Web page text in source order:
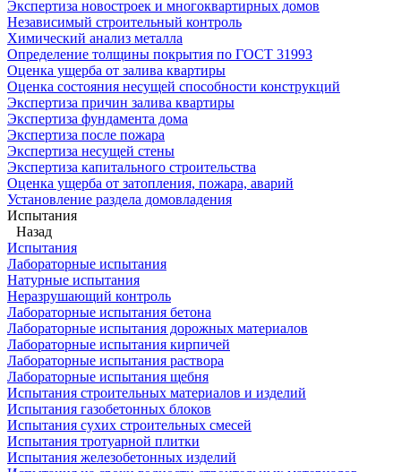
Экспертиза новостроек и многоквартирных домов
Независимый строительный контроль
Химический анализ металла
Определение толщины покрытия по ГОСТ 31993
Оценка ущерба от залива квартиры
Оценка состояния несущей способности конструкций
Экспертиза причин залива квартиры
Экспертиза фундамента дома
Экспертиза после пожара
Экспертиза несущей стены
Экспертиза капитального строительства
Оценка ущерба от затопления, пожара, аварий
Установление раздела домовладения
Испытания
Назад
Испытания
Лабораторные испытания
Натурные испытания
Неразрушающий контроль
Лабораторные испытания бетона
Лабораторные испытания дорожных материалов
Лабораторные испытания кирпичей
Лабораторные испытания раствора
Лабораторные испытания щебня
Испытания строительных материалов и изделий
Испытания газобетонных блоков
Испытания сухих строительных смесей
Испытания тротуарной плитки
Испытания железобетонных изделий